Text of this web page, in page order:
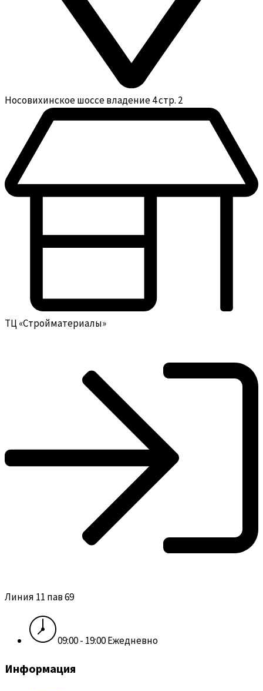
Носовихинское шоссе владение 4 стр. 2
ТЦ «Стройматериалы»
Линия 11 пав 69
09:00 - 19:00 Ежедневно
Информация